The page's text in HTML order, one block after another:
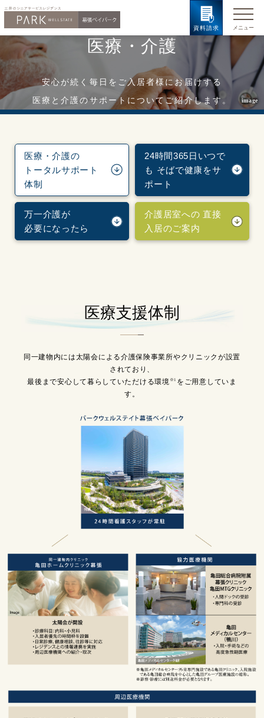
資料請求
医療・介護
安心が続く毎日をご入居者様にお届けする
医療と介護のサポートについてご紹介します。 image
医療・介護の
トータルサポート
体制
24時間365日いつで
も そばで健康をサ
ポート
万一介護が
必要になったら
介護居室への 直接
入居のご案内
医療支援体制
同一建物内には太陽会による介護保険事業所やクリニックが設置
されており、
最後まで安心して暮らしていただける環境 ※1 をご用意していま
す。